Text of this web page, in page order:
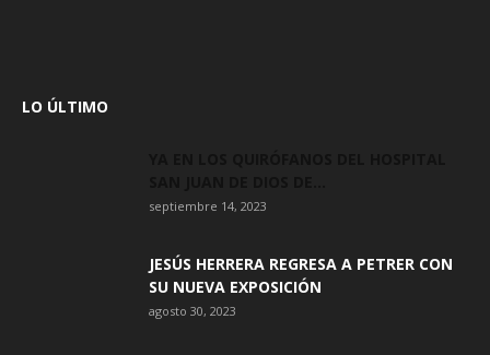
LO ÚLTIMO
septiembre 14, 2023
JESÚS HERRERA REGRESA A PETRER CON
SU NUEVA EXPOSICIÓN
agosto 30, 2023